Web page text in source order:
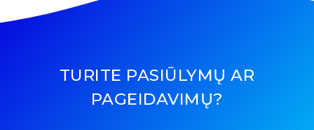
TURITE PASIŪLYMŲ AR
PAGEIDAVIMŲ?